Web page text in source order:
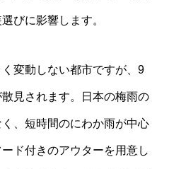
びに影響します。
変動しない都市ですが、9
見されます。日本の梅雨の
、短時間のにわか雨が中心
ド付きのアウターを用意し